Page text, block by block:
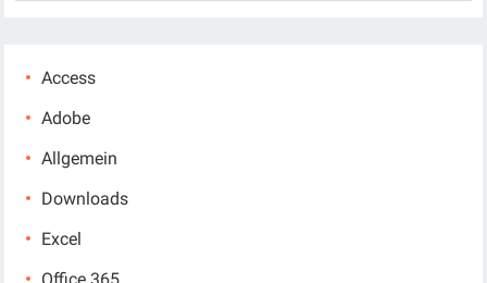
Access
Adobe
Allgemein
Downloads
Excel